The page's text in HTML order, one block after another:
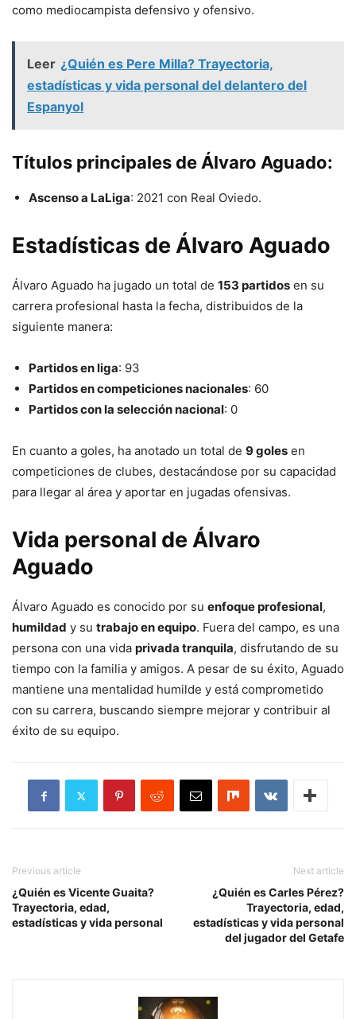
como mediocampista defensivo y ofensivo.
Leer ¿Quién es Pere Milla? Trayectoria,
estadísticas y vida personal del delantero del
Espanyol
Títulos principales de Álvaro Aguado:
Ascenso a LaLiga: 2021 con Real Oviedo.
Estadísticas de Álvaro Aguado
Álvaro Aguado ha jugado un total de 153 partidos en su
carrera profesional hasta la fecha, distribuidos de la
siguiente manera:
Partidos en liga: 93
Partidos en competiciones nacionales: 60
Partidos con la selección nacional: 0
En cuanto a goles, ha anotado un total de 9 goles en
competiciones de clubes, destacándose por su capacidad
para llegar al área y aportar en jugadas ofensivas.
Vida personal de Álvaro
Aguado
Álvaro Aguado es conocido por su enfoque profesional,
humildad y su trabajo en equipo. Fuera del campo, es una
persona con una vida privada tranquila, disfrutando de su
tiempo con la familia y amigos. A pesar de su éxito, Aguado
mantiene una mentalidad humilde y está comprometido
con su carrera, buscando siempre mejorar y contribuir al
éxito de su equipo.
Previous article
¿Quién es Vicente Guaita?
Trayectoria, edad,
estadísticas y vida personal
Next article
¿Quién es Carles Pérez?
Trayectoria, edad,
estadísticas y vida personal
del jugador del Getafe